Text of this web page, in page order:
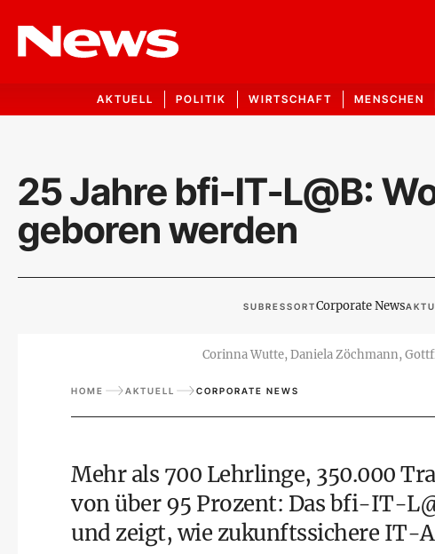
AKTUELL POLITIK WIRTSCHAFT MENSCHEN
25 Jahre bfi-IT-L@B:
geboren werden
SUBRESSORTCorporate News
Corinna Wutte, Daniela Zöchmann,
HOME AKTUELL CORPORATE NEWS
Mehr als 700 Lehrlinge, 350.000
von über 95 Prozent: Das bfi-IT-
und zeigt, wie zukunftssichere